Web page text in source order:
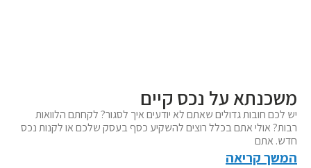
משכנתא על נכס קיים
יש לכם חובות גדולים שאתם לא יודעים איך לסגור? לקחתם הלוואות
רבות? אולי אתם בכלל רוצים להשקיע כסף בעסק שלכם או לקנות נכס
חדש. אתם
המשך קריאה